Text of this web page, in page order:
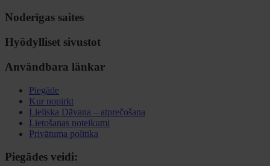
Noderīgas saites
Hyödylliset sivustot
Användbara länkar
Piegāde
Kur nopirkt
Lieliska Dāvana – atprečošana
Lietošanas noteikumi
Privātuma politika
Piegādes veidi: